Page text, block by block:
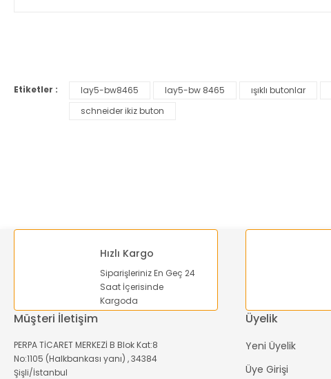
Ürün resmi kalitesiz, bozuk veya görüntülenemiyor.
Ürün açıklamasında eksik bilgiler bulunuyor.
Etiketler : lay5-bw8465 lay5-bw 8465 ışıklı butonlar
schneider ikiz buton
Hızlı Kargo
Siparişleriniz En Geç 24
Saat İçerisinde
Kargoda
Müşteri İletişim
PERPA TİCARET MERKEZİ B Blok Kat:8
No:1105 (Halkbankası yanı) , 34384
Şişli/İstanbul
Üyelik
Yeni Üyelik
Üye Girişi